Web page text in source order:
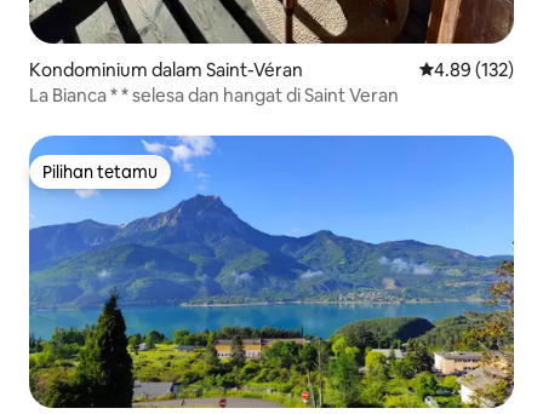
Kondominium dalam Saint-Véran Penarafan
4.89 (132)
La Bianca * * selesa dan hangat di Saint Veran
Pilihan tetamu
Pilihan tetamu